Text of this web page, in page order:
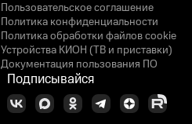
Пользовательское соглашение
Политика конфиденциальности
Политика обработки файлов cookie
Устройства КИОН (ТВ и приставки)
Документация пользования ПО
Подписывайся